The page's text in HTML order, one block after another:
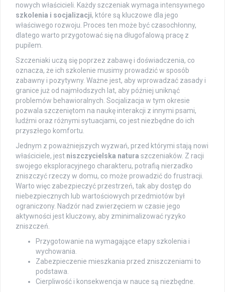
nowych właścicieli. Każdy szczeniak wymaga intensywnego
szkolenia i socjalizacji, które są kluczowe dla jego
właściwego rozwoju. Proces ten może być czasochłonny,
dlatego warto przygotować się na długofalową pracę z
pupilem.
Szczeniaki uczą się poprzez zabawę i doświadczenia, co
oznacza, że ich szkolenie musimy prowadzić w sposób
zabawny i pozytywny. Ważne jest, aby wprowadzać zasady i
granice już od najmłodszych lat, aby później uniknąć
problemów behawioralnych. Socjalizacja w tym okresie
pozwala szczeniętom na naukę interakcji z innymi psami,
ludźmi oraz różnymi sytuacjami, co jest niezbędne do ich
przyszłego komfortu.
Jednym z poważniejszych wyzwań, przed którymi stają nowi
właściciele, jest niszczycielska natura szczeniaków. Z racji
swojego eksploracyjnego charakteru, potrafią nierzadko
zniszczyć rzeczy w domu, co może prowadzić do frustracji.
Warto więc zabezpieczyć przestrzeń, tak aby dostęp do
niebezpiecznych lub wartościowych przedmiotów był
ograniczony. Nadzór nad zwierzęciem w czasie jego
aktywności jest kluczowy, aby zminimalizować ryzyko
zniszczeń.
Przygotowanie na wymagające etapy szkolenia i
wychowania.
Zabezpieczenie mieszkania przed zniszczeniami to
podstawa.
Cierpliwość i konsekwencja w nauce są niezbędne.